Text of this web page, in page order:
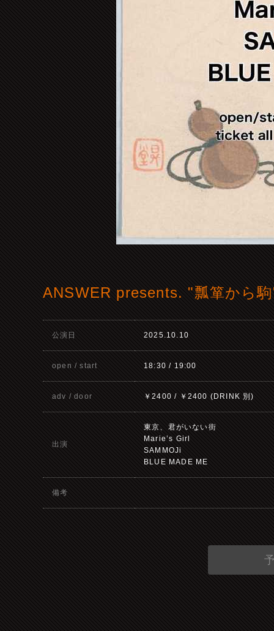
ANSWER presents. "瓢箪から
公演日 2025.10.10
open / start 18:30 / 19:00
adv / door ￥2400 / ￥2400 (DRINK 別)
出演
東京、君がいない街
Marie’s Girl
SAMMOJi
BLUE MADE ME
備考